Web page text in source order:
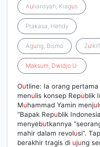
Auliansyah, Kiagus
Prakasa, Hendy
Agung, Bismo Zu
Maksum, Dwidjo U.
Outline: Ia orang pertama
menulis konsep Republik
Muhammad Yamin menjul
“Bapak Republik
menyebutkannya
mahir dalam revolusi”.
berakhir tragis di ujung